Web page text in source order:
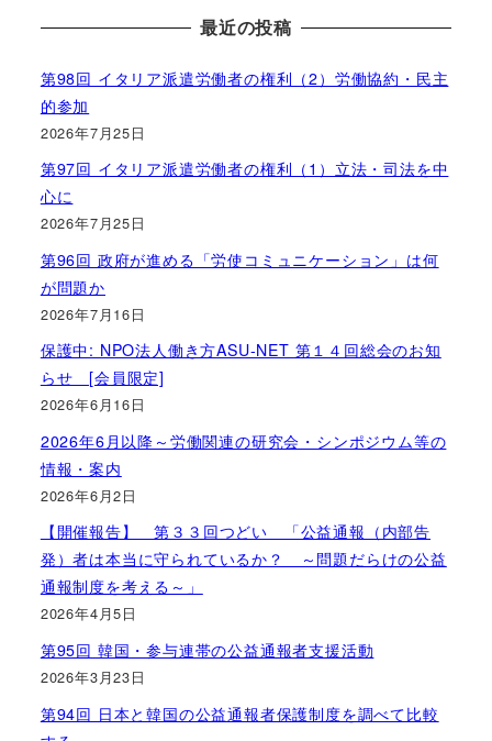
最近の投稿
第98回 イタリア派遣労働者の権利（2）労働協約・民主
的参加
2026年7月25日
第97回 イタリア派遣労働者の権利（1）立法・司法を中
心に
2026年7月25日
第96回 政府が進める「労使コミュニケーション」は何
が問題か
2026年7月16日
保護中: NPO法人働き方ASU-NET 第１４回総会のお知
らせ [会員限定]
2026年6月16日
2026年6月以降～労働関連の研究会・シンポジウム等の
情報・案内
2026年6月2日
【開催報告】 第３３回つどい 「公益通報（内部告
発）者は本当に守られているか？ ～問題だらけの公益
通報制度を考える～」
2026年4月5日
第95回 韓国・参与連帯の公益通報者支援活動
2026年3月23日
第94回 日本と韓国の公益通報者保護制度を調べて比較